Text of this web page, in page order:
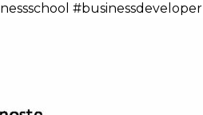
#businessdeveloper